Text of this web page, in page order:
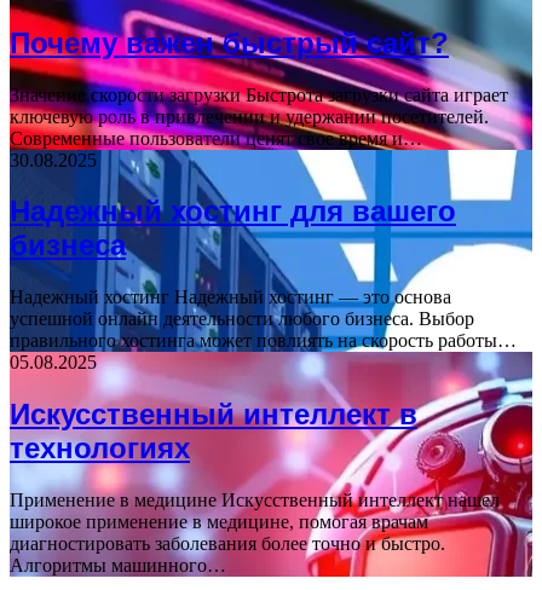
Почему важен быстрый сайт?
Значение скорости загрузки Быстрота загрузки сайта играет
ключевую роль в привлечении и удержании посетителей.
Современные пользователи ценят свое время и…
30.08.2025
Надежный хостинг для вашего
бизнеса
Надежный хостинг Надежный хостинг — это основа
успешной онлайн деятельности любого бизнеса. Выбор
правильного хостинга может повлиять на скорость работы…
05.08.2025
Искусственный интеллект в
технологиях
Применение в медицине Искусственный интеллект нашел
широкое применение в медицине, помогая врачам
диагностировать заболевания более точно и быстро.
Алгоритмы машинного…